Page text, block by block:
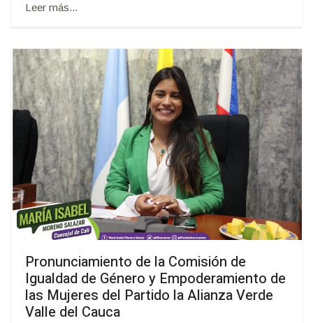
Leer más...
Pronunciamiento de la Comisión de
Igualdad de Género y Empoderamiento de
las Mujeres del Partido la Alianza Verde
Valle del Cauca